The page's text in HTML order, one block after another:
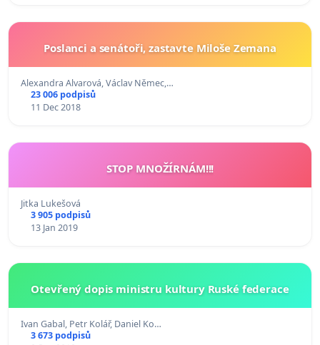
Poslanci a senátoři, zastavte Miloše Zemana
Alexandra Alvarová, Václav Němec,…
23 006 podpisů
11 Dec 2018
STOP MNOŽÍRNÁM!!!
Jitka Lukešová
3 905 podpisů
13 Jan 2019
Otevřený dopis ministru kultury Ruské federace
Ivan Gabal, Petr Kolář, Daniel Ko…
3 673 podpisů